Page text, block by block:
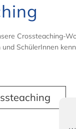
Crossteaching-
SchülerInnen